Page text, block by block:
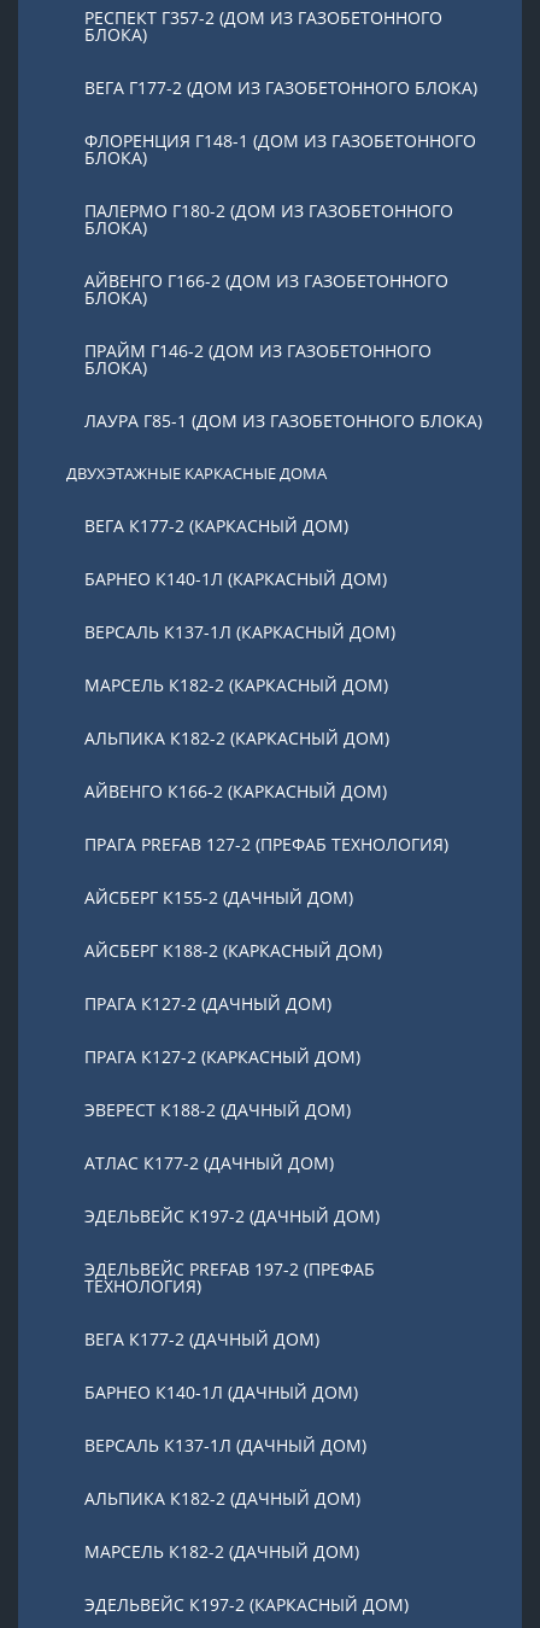
РЕСПЕКТ Г357-2 (ДОМ ИЗ ГАЗОБЕТОННОГО
БЛОКА)
ВЕГА Г177-2 (ДОМ ИЗ ГАЗОБЕТОННОГО БЛОКА)
ФЛОРЕНЦИЯ Г148-1 (ДОМ ИЗ ГАЗОБЕТОННОГО
БЛОКА)
ПАЛЕРМО Г180-2 (ДОМ ИЗ ГАЗОБЕТОННОГО
БЛОКА)
АЙВЕНГО Г166-2 (ДОМ ИЗ ГАЗОБЕТОННОГО
БЛОКА)
ПРАЙМ Г146-2 (ДОМ ИЗ ГАЗОБЕТОННОГО
БЛОКА)
ЛАУРА Г85-1 (ДОМ ИЗ ГАЗОБЕТОННОГО БЛОКА)
ДВУХЭТАЖНЫЕ КАРКАСНЫЕ ДОМА
ВЕГА К177-2 (КАРКАСНЫЙ ДОМ)
БАРНЕО К140-1Л (КАРКАСНЫЙ ДОМ)
ВЕРСАЛЬ К137-1Л (КАРКАСНЫЙ ДОМ)
МАРСЕЛЬ К182-2 (КАРКАСНЫЙ ДОМ)
АЛЬПИКА К182-2 (КАРКАСНЫЙ ДОМ)
АЙВЕНГО К166-2 (КАРКАСНЫЙ ДОМ)
ПРАГА PREFAB 127-2 (ПРЕФАБ ТЕХНОЛОГИЯ)
АЙСБЕРГ К155-2 (ДАЧНЫЙ ДОМ)
АЙСБЕРГ К188-2 (КАРКАСНЫЙ ДОМ)
ПРАГА К127-2 (ДАЧНЫЙ ДОМ)
ПРАГА К127-2 (КАРКАСНЫЙ ДОМ)
ЭВЕРЕСТ К188-2 (ДАЧНЫЙ ДОМ)
АТЛАС К177-2 (ДАЧНЫЙ ДОМ)
ЭДЕЛЬВЕЙС К197-2 (ДАЧНЫЙ ДОМ)
ЭДЕЛЬВЕЙС PREFAB 197-2 (ПРЕФАБ
ТЕХНОЛОГИЯ)
ВЕГА К177-2 (ДАЧНЫЙ ДОМ)
БАРНЕО К140-1Л (ДАЧНЫЙ ДОМ)
ВЕРСАЛЬ К137-1Л (ДАЧНЫЙ ДОМ)
АЛЬПИКА К182-2 (ДАЧНЫЙ ДОМ)
МАРСЕЛЬ К182-2 (ДАЧНЫЙ ДОМ)
ЭДЕЛЬВЕЙС К197-2 (КАРКАСНЫЙ ДОМ)